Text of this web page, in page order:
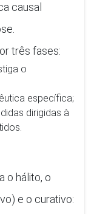
causal
três fases:
o
específica;
dirigidas à
o hálito, o
e o curativo: